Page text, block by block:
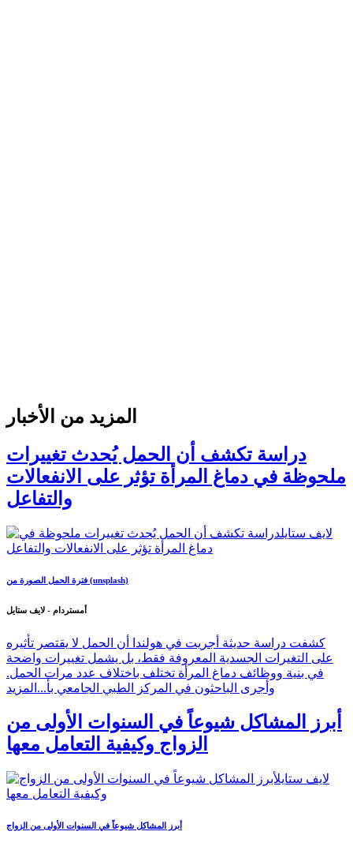
المزيد من الأخبار
دراسة تكشف أن الحمل يُحدث تغييرات
ملحوظة في دماغ المرأة تؤثر على الانفعالات
والتفاعل
فترة الحمل الصورة من (unsplash)
أمستردام - لايف ستايل
كشفت دراسة حديثة أجريت في هولندا أن الحمل لا يقتصر تأثيره
على التغيرات الجسدية المعروفة فقط، بل يشمل تغييرات واضحة
في بنية ووظائف دماغ المرأة تختلف باختلاف عدد مرات الحمل.
وأجرى الباحثون في المركز الطبي الجامعي بأ... المزيد
أبرز المشاكل شيوعاً في السنوات الأولى من
الزواج وكيفية التعامل معها
أبرز المشاكل شيوعاً في السنوات الأولى من الزواج